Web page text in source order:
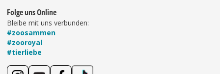
Folge uns Online
Bleibe mit uns verbunden:
#zoosammen
#zooroyal
#tierliebe